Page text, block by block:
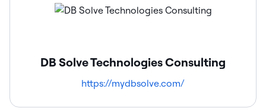
DB Solve Technologies Consulting
https://mydbsolve.com/